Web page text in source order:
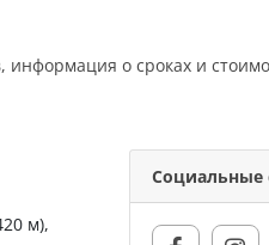
о сроках и
м),
Социальные